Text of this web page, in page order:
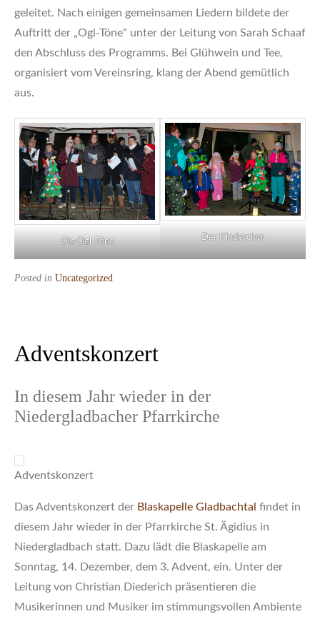
geleitet. Nach einigen gemeinsamen Liedern bildete der
Auftritt der „Ogl-Töne“ unter der Leitung von Sarah Schaaf
den Abschluss des Programms. Bei Glühwein und Tee,
organisiert vom Vereinsring, klang der Abend gemütlich
aus.
Die Ogl-Töne Der Kinderchor
Posted in Uncategorized
Adventskonzert
In diesem Jahr wieder in der
Niedergladbacher Pfarrkirche
Adventskonzert
Das Adventskonzert der Blaskapelle Gladbachtal findet in
diesem Jahr wieder in der Pfarrkirche St. Ägidius in
Niedergladbach statt. Dazu lädt die Blaskapelle am
Sonntag, 14. Dezember, dem 3. Advent, ein. Unter der
Leitung von Christian Diederich präsentieren die
Musikerinnen und Musiker im stimmungsvollen Ambiente